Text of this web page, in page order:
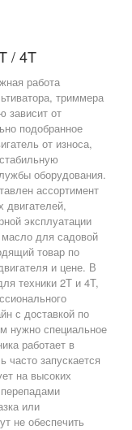
/ 4T
работа
триммера
зависит от
подобранное
от износа,
оборудования.
ассортимент
двигателей,
эксплуатации
для садовой
товар по
и цене. В
техники 2T и 4T,
с доставкой по
нужно специальное
работает в
часто запускается
на высоких
или
не обеспечить